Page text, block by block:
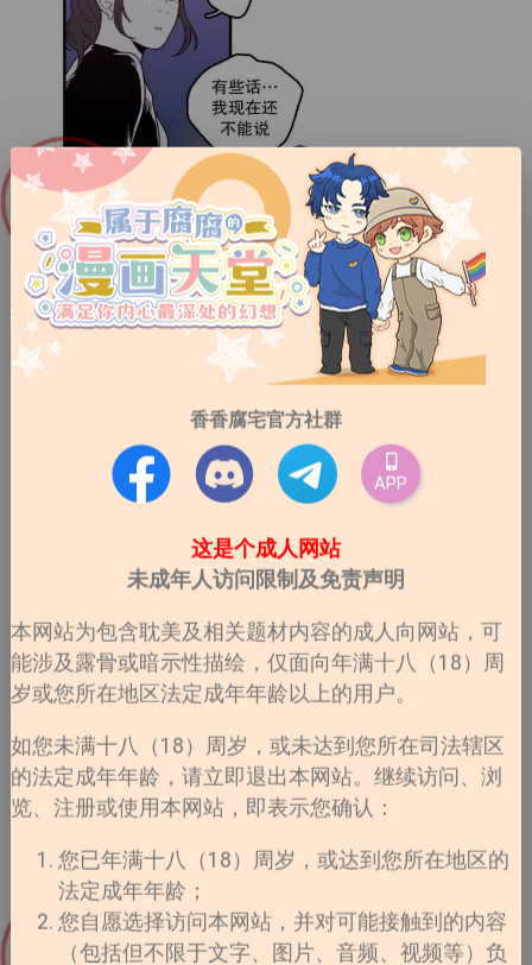
香香腐宅官方社群
APP
这是个成人网站
未成年人访问限制及免责声明
本网站为包含耽美及相关题材内容的成人向网站，可
能涉及露骨或暗示性描绘，仅面向年满十八（18）周
岁或您所在地区法定成年年龄以上的用户。
如您未满十八（18）周岁，或未达到您所在司法辖区
的法定成年年龄，请立即退出本网站。继续访问、浏
览、注册或使用本网站，即表示您确认：
您已年满十八（18）周岁，或达到您所在地区的
法定成年年龄；
您自愿选择访问本网站，并对可能接触到的内容
（包括但不限于文字、图片、音频、视频等）负